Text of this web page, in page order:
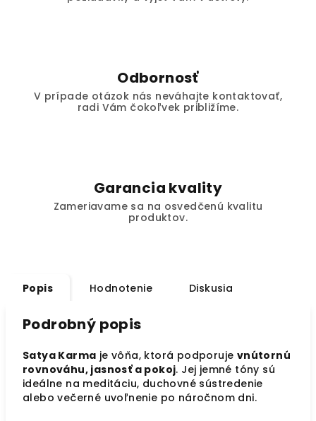
Odbornosť
V prípade otázok nás neváhajte kontaktovať,
radi Vám čokoľvek približíme.
Garancia kvality
Zameriavame sa na osvedčenú kvalitu
produktov.
Popis Hodnotenie Diskusia
Podrobný popis
Satya Karma je vôňa, ktorá podporuje vnútornú
rovnováhu, jasnosť a pokoj. Jej jemné tóny sú
ideálne na meditáciu, duchovné sústredenie
alebo večerné uvoľnenie po náročnom dni.